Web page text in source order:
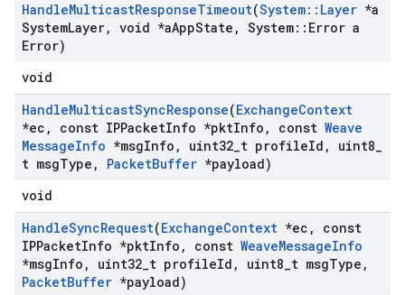
HandleMulticastResponseTimeout(System:: Layer *a
SystemLayer, void *aAppState , System:: Error a
Error)
void
HandleMulticastSyncResponse(ExchangeContext
*ec , const IPPacketInfo *pktInfo , const Weave
MessageInfo *msgInfo , uint32 t profileId , uint8
t msgType , PacketBuffer *payload)
void
HandleSyncRequest(ExchangeContext *ec ,
const
IPPacketInfo *pktInfo , const WeaveMessageInfo
*msgInfo , uint32 t profileId , uint8 t msgType ,
PacketBuffer *payload)